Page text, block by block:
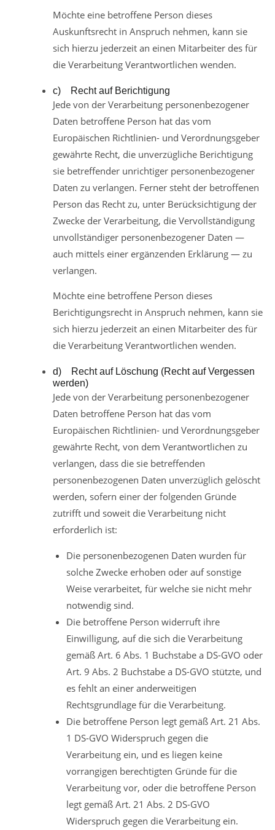
Möchte eine betroffene Person dieses
Auskunftsrecht in Anspruch nehmen, kann sie
sich hierzu jederzeit an einen Mitarbeiter des für
die Verarbeitung Verantwortlichen wenden.
c) Recht auf Berichtigung
Jede von der Verarbeitung personenbezogener
Daten betroffene Person hat das vom
Europäischen Richtlinien- und Verordnungsgeber
gewährte Recht, die unverzügliche Berichtigung
sie betreffender unrichtiger personenbezogener
Daten zu verlangen. Ferner steht der betroffenen
Person das Recht zu, unter Berücksichtigung der
Zwecke der Verarbeitung, die Vervollständigung
unvollständiger personenbezogener Daten —
auch mittels einer ergänzenden Erklärung — zu
verlangen.
Möchte eine betroffene Person dieses
Berichtigungsrecht in Anspruch nehmen, kann sie
sich hierzu jederzeit an einen Mitarbeiter des für
die Verarbeitung Verantwortlichen wenden.
d) Recht auf Löschung (Recht auf Vergessen
werden)
Jede von der Verarbeitung personenbezogener
Daten betroffene Person hat das vom
Europäischen Richtlinien- und Verordnungsgeber
gewährte Recht, von dem Verantwortlichen zu
verlangen, dass die sie betreffenden
personenbezogenen Daten unverzüglich gelöscht
werden, sofern einer der folgenden Gründe
zutrifft und soweit die Verarbeitung nicht
erforderlich ist:
Die personenbezogenen Daten wurden für
solche Zwecke erhoben oder auf sonstige
Weise verarbeitet, für welche sie nicht mehr
notwendig sind.
Die betroffene Person widerruft ihre
Einwilligung, auf die sich die Verarbeitung
gemäß Art. 6 Abs. 1 Buchstabe a DS-GVO oder
Art. 9 Abs. 2 Buchstabe a DS-GVO stützte, und
es fehlt an einer anderweitigen
Rechtsgrundlage für die Verarbeitung.
Die betroffene Person legt gemäß Art. 21 Abs.
1 DS-GVO Widerspruch gegen die
Verarbeitung ein, und es liegen keine
vorrangigen berechtigten Gründe für die
Verarbeitung vor, oder die betroffene Person
legt gemäß Art. 21 Abs. 2 DS-GVO
Widerspruch gegen die Verarbeitung ein.